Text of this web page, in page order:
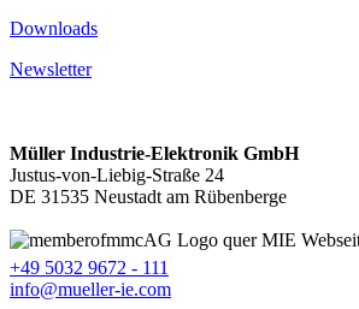
Downloads
Newsletter
Müller Industrie-Elektronik GmbH
Justus-von-Liebig-Straße 24
DE 31535 Neustadt am Rübenberge
+49 5032 9672 - 111
info@mueller-ie.com